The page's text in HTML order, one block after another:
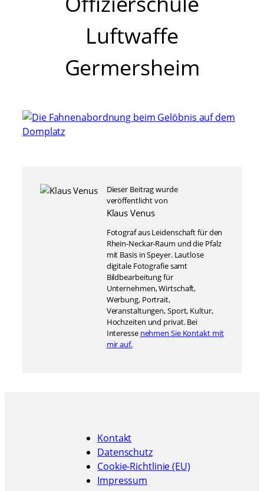
Luftwaffe
Germersheim
Dieser Beitrag wurde
veröffentlicht von
Klaus Venus
Fotograf aus Leidenschaft für den
Rhein-Neckar-Raum und die Pfalz
mit Basis in Speyer. Lautlose
digitale Fotografie samt
Bildbearbeitung für
Unternehmen, Wirtschaft,
Werbung, Portrait,
Veranstaltungen, Sport, Kultur,
Hochzeiten und privat. Bei
Interesse nehmen Sie Kontakt mit
mir auf.
Kontakt
Datenschutz
Cookie-Richtlinie (EU)
Impressum